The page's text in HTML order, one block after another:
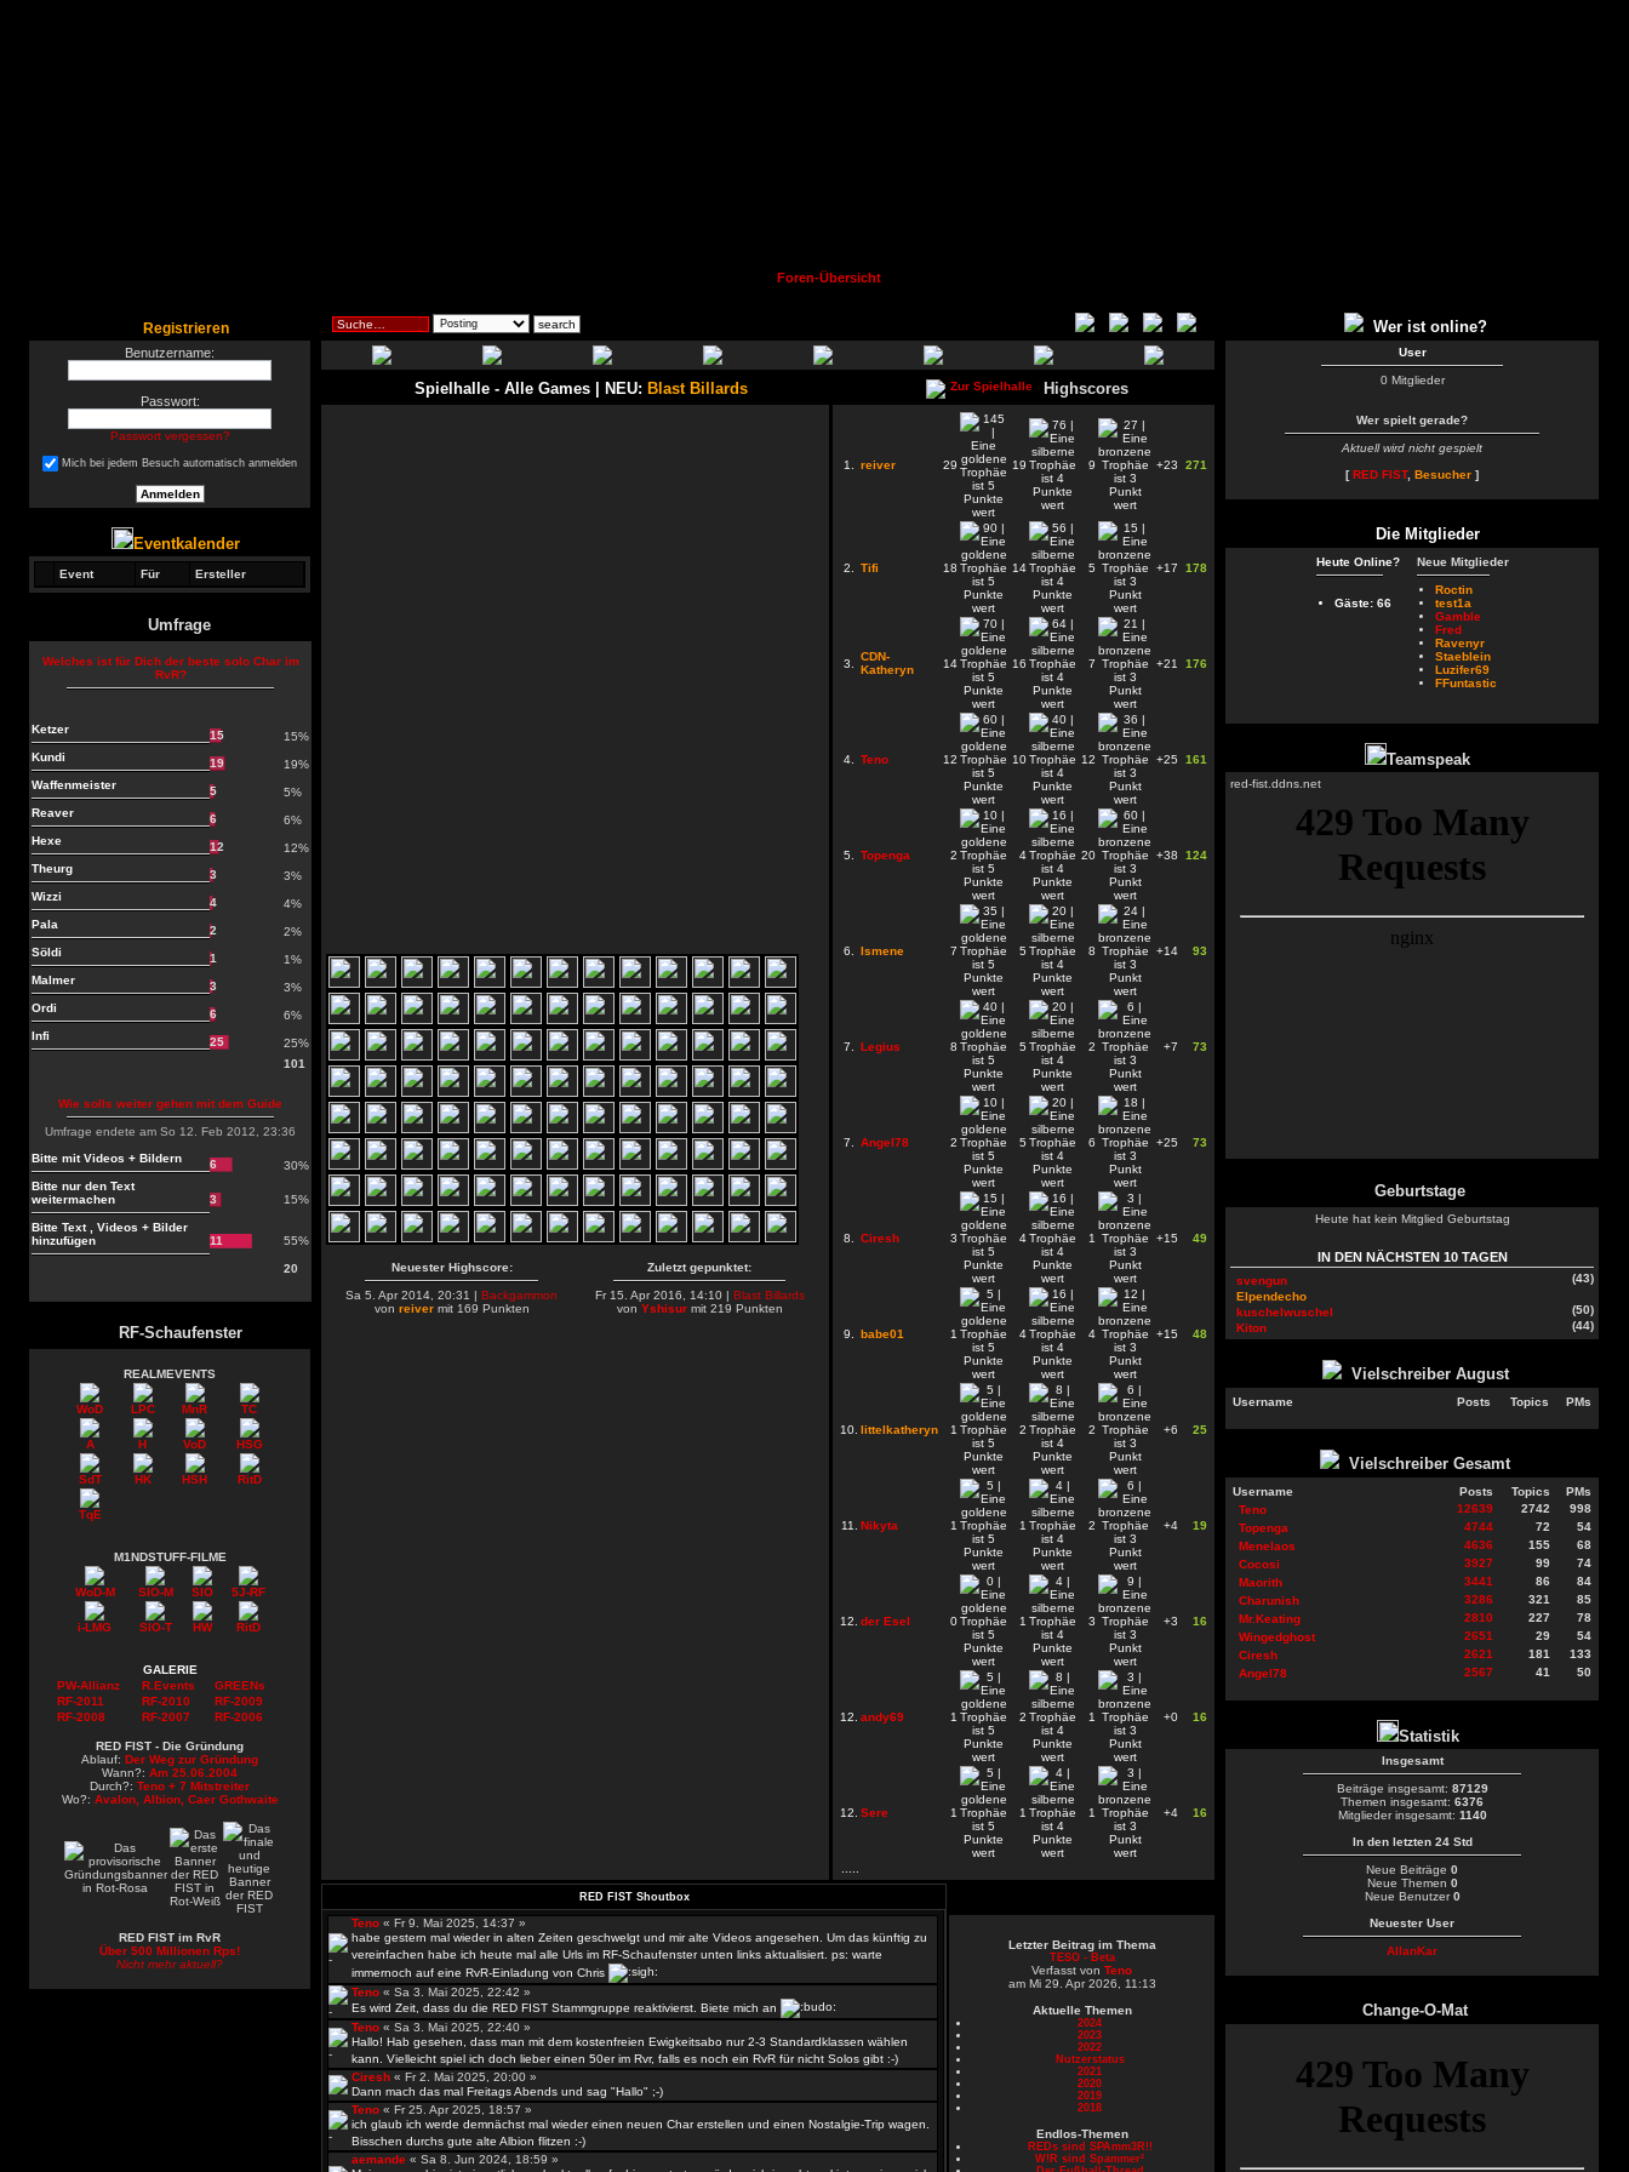
Foren-Übersicht
Registrieren
Benutzername:
Passwort:
Passwort vergessen?
Mich bei jedem Besuch automatisch anmelden
Eventkalender
Event Für Ersteller
Umfrage
Welches ist für Dich der beste solo Char im
RvR?
Ketzer 15
15%
Kundi
19
19%
Waffenmeister
5
5%
Reaver
6
6%
Hexe
12
12%
Theurg
3
3%
Wizzi
4
4%
Pala
2
2%
Söldi
1
1%
Malmer
3
3%
Ordi
6
6%
Infi
25
25%
101
Wie solls weiter gehen mit dem Guide
Umfrage endete am So 12. Feb 2012, 23:36
Bitte mit Videos + Bildern
6
30%
Bitte nur den Text
weitermachen
3 15%
Bitte Text , Videos + Bilder
hinzufügen
11 55%
20
RF-Schaufenster
REALMEVENTS
WoD LPC MnR TC
A H VoD HSG
SdT HK HSH RitD
TqE
M1NDSTUFF-FILME
WoD-M SIO-M SIO 5J-RF
i-LMG SIO-T HW RitD
GALERIE
PW-Allianz
R.Events
GREENs
RF-2011
RF-2010
RF-2009
RF-2008
RF-2007 RF-2006
RED FIST - Die Gründung
Ablauf: Der Weg zur Gründung
Wann?: Am 25.06.2004
Durch?: Teno + 7 Mitstreiter
Wo?: Avalon, Albion, Caer Gothwaite
RED FIST im RvR
Über 500 Millionen Rps!
Nicht mehr aktuell?
Spielhalle- Alle Games | NEU: Blast Billards
Neuester Highscore:
Sa 5. Apr 2014, 20:31 | Backgammon
von reivermit 169 Punkten
Zuletzt gepunktet:
Fr 15. Apr 2016, 14:10 | Blast Billards
von Yshisurmit 219 Punkten
Highscores
1. reiver 29 19 9 +23 271
2. Tifi 18 14 5 +17 178
3.
CDN-
Katheryn
14 16 7 +21 176
4. Teno 12 10 12 +25 161
5. Topenga 2 4 20 +38 124
6. Ismene 7 5 8 +14 93
7. Legius 8 5 2 +7 73
7. Angel78 2 5 6 +25 73
8. Ciresh 3 4 1 +15 49
9. babe01 1 4 4 +15 48
10. littelkatheryn 1 2 2 +6 25
11. Nikyta 1 1 2 +4 19
12. der Esel 0 1 3 +3 16
12. andy69 1 2 1 +0 16
12. Sere 1 1 1 +4 16
RED FIST Shoutbox
Teno « Fr 9. Mai 2025, 14:37 »
habe gestern mal wieder in alten Zeiten geschwelgt und mir alte Videos angesehen. Um das künftig zu
vereinfachen habe ich heute mal alle Urls im RF-Schaufenster unten links aktualisiert. ps: warte
immernoch auf eine RvR-Einladung von Chris
Teno « Sa 3. Mai 2025, 22:42 »
Es wird Zeit, dass du die RED FIST Stammgruppe reaktivierst. Biete mich an
Teno « Sa 3. Mai 2025, 22:40 »
Hallo! Hab gesehen, dass man mit dem kostenfreien Ewigkeitsabo nur 2-3 Standardklassen wählen
kann. Vielleicht spiel ich doch lieber einen 50er im Rvr, falls es noch ein RvR für nicht Solos gibt :-)
Ciresh « Fr 2. Mai 2025, 20:00 »
Dann mach das mal Freitags Abends und sag "Hallo" ;-)
Teno « Fr 25. Apr 2025, 18:57 »
ich glaub ich werde demnächst mal wieder einen neuen Char erstellen und einen Nostalgie-Trip wagen.
Bisschen durchs gute alte Albion flitzen :-)
aemande « Sa 8. Jun 2024, 18:59 »
Letzter Beitrag im Thema
TESO - Beta
Verfasst von Teno
am Mi 29. Apr 2026, 11:13
Aktuelle Themen
2024
2023
2022
Nutzerstatus
2021
2020
2019
2018
Endlos-Themen
REDs sind SPAmm3R!!
W!R sind Spammer²
Wer ist online?
User
0 Mitglieder
Wer spielt gerade?
Aktuell wird nicht gespielt
[RED FIST, Besucher ]
Die Mitglieder
Heute Online?
Gäste: 66
Neue Mitglieder
Roctin
test1a
Gamble
Fred
Ravenyr
Staeblein
Luzifer69
FFuntastic
Teamspeak
red-fist.ddns.net
Geburtstage
Heute hat kein Mitglied Geburtstag
IN DEN NÄCHSTEN 10 TAGEN
svengun
(43)
Elpendecho
kuschelwuschel
(50)
Kiton
(44)
Vielschreiber August
Username Posts Topics PMs
Vielschreiber Gesamt
Username Posts Topics
PMs
Teno
12639 2742
998
Topenga
4744 72
54
Menelaos
4636 155
68
Cocosi
3927 99
74
Maorith
3441 86
84
Charunish
3286 321
85
Mr.Keating
2810 227
78
Wingedghost
2651 29
54
Ciresh
2621 181
133
Angel78
2567 41 50
Statistik
Insgesamt
Beiträge insgesamt: 87129
Themen insgesamt: 6376
Mitglieder insgesamt: 1140
In den letzten 24 Std
Neue Beiträge 0
Neue Themen 0
Neue Benutzer0
Neuester User
AllanKar
Change-O-Mat